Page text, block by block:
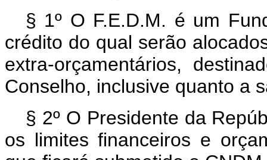
§ 1º O F.E.D.M. é um
crédito do qual serão
extra-orçamentários,
Conselho, inclusive quanto a
§ 2º O Presidente da
os limites financeiros e